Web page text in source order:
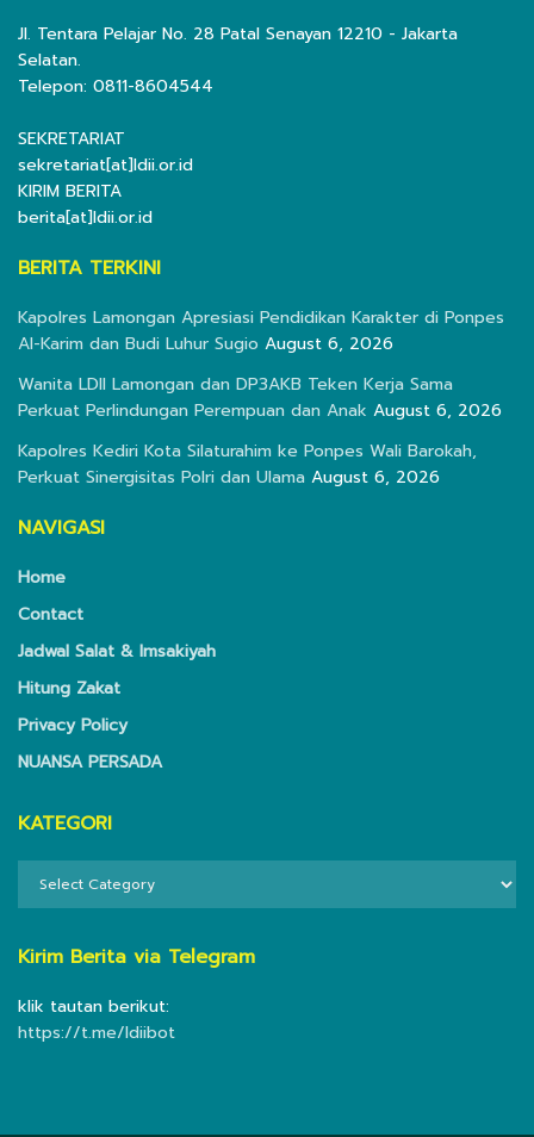
Jl. Tentara Pelajar No. 28 Patal Senayan 12210 - Jakarta
Selatan.
Telepon: 0811-8604544
SEKRETARIAT
sekretariat[at]ldii.or.id
KIRIM BERITA
berita[at]ldii.or.id
BERITA TERKINI
Kapolres Lamongan Apresiasi Pendidikan Karakter di Ponpes
Al-Karim dan Budi Luhur Sugio August 6, 2026
Wanita LDII Lamongan dan DP3AKB Teken Kerja Sama
Perkuat Perlindungan Perempuan dan Anak August 6, 2026
Kapolres Kediri Kota Silaturahim ke Ponpes Wali Barokah,
Perkuat Sinergisitas Polri dan Ulama August 6, 2026
NAVIGASI
Home
Contact
Jadwal Salat & Imsakiyah
Hitung Zakat
Privacy Policy
NUANSA PERSADA
KATEGORI
Kirim Berita via Telegram
klik tautan berikut:
https://t.me/ldiibot